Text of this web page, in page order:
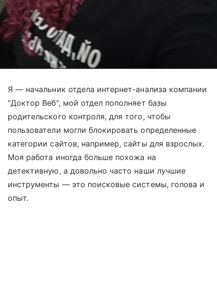
Я — начальник отдела интернет-анализа компании
"Доктор Веб", мой отдел пополняет базы
родительского контроля, для того, чтобы
пользователи могли блокировать определенные
категории сайтов, например, сайты для взрослых.
Моя работа иногда больше похожа на
детективную, а довольно часто наши лучшие
инструменты — это поисковые системы, голова и
опыт.